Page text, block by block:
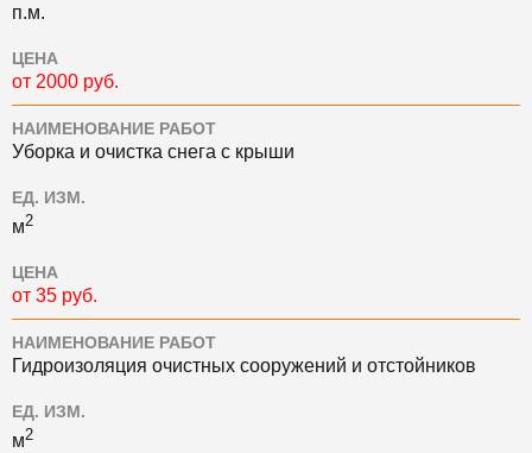
п.м.
ЦЕНА
от 2000 руб.
НАИМЕНОВАНИЕ РАБОТ
Уборка и очистка снега с крыши
ЕД. ИЗМ.
м2
ЦЕНА
от 35 руб.
НАИМЕНОВАНИЕ РАБОТ
Гидроизоляция очистных сооружений и отстойников
ЕД. ИЗМ.
м2